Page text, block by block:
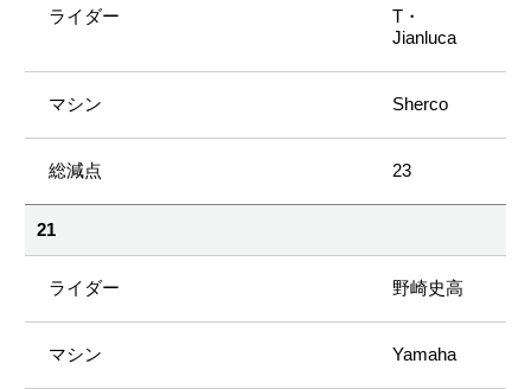
T・
Jianluca
Sherco
23
21
野崎史高
Yamaha